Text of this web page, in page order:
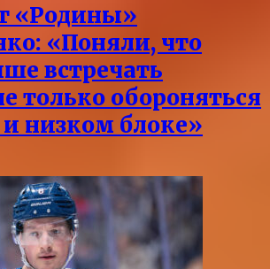
«Родины»
«Поняли, что
встречать
только обороняться
низком блоке»